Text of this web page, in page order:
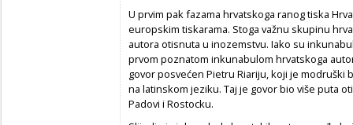
U prvim pak fazama hrvatskoga ranog tiska
europskim tiskarama. Stoga važnu skupinu
autora otisnuta u inozemstvu. Iako su
prvom poznatom inkunabulom hrvatskoga
govor posvećen Pietru Riariju, koji je modruški
na latinskom jeziku. Taj je govor bio više puta
Padovi i Rostocku.